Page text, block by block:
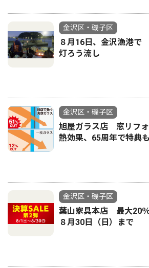
金沢区・磯子区
８月16日、金沢漁港
灯ろう流し
金沢区・磯子区
旭屋ガラス店 窓リフ
熱効果、65周年で特典も
金沢区・磯子区
葉山家具本店 最大20
８月30日（日）まで